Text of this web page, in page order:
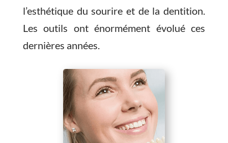
l’esthétique du sourire et de la dentition.
Les outils ont énormément évolué ces
dernières années.